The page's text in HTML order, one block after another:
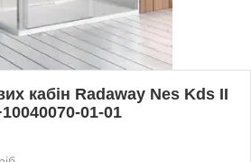
кабін Radaway Nes Kds II
01-01